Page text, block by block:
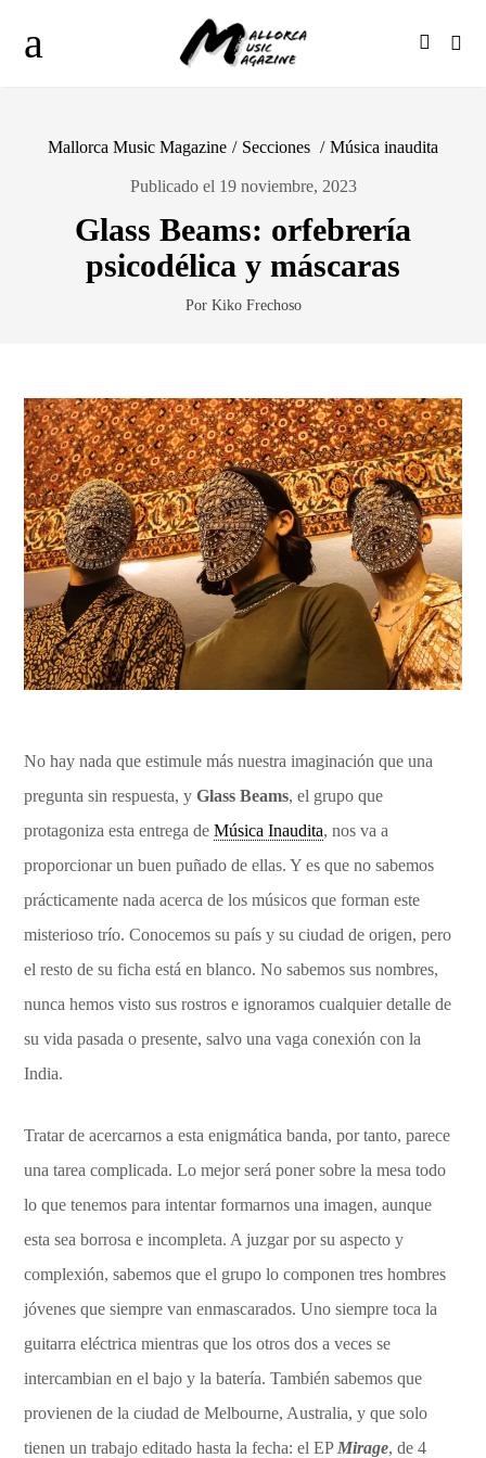
Mallorca Music Magazine / Secciones / Música inaudita
Publicado el 19 noviembre, 2023
Glass Beams: orfebrería
psicodélica y máscaras
Por Kiko Frechoso
No hay nada que estimule más nuestra imaginación que una
pregunta sin respuesta, yGlass Beams, el grupo que
protagoniza esta entrega deMúsica Inaudita, nos va a
proporcionar un buen puñado de ellas. Y es que no sabemos
prácticamente nada acerca de los músicos que forman este
misterioso trío. Conocemos su país y su ciudad de origen, pero
el resto de su ficha está en blanco. No sabemos sus nombres,
nunca hemos visto sus rostros e ignoramos cualquier detalle de
su vida pasada o presente, salvo una vaga conexión con la
India.
Tratar de acercarnos a esta enigmática banda, por tanto, parece
una tarea complicada. Lo mejor será poner sobre la mesa todo
lo que tenemos para intentar formarnos una imagen, aunque
esta sea borrosa e incompleta. A juzgar por su aspecto y
complexión, sabemos que el grupo lo componen tres hombres
jóvenes que siempre van enmascarados. Uno siempre toca la
guitarra eléctrica mientras que los otros dos a veces se
intercambian en el bajo y la batería. También sabemos que
provienen de la ciudad de Melbourne, Australia, y que solo
tienen un trabajo editado hasta la fecha: el EP Mirage, de 4